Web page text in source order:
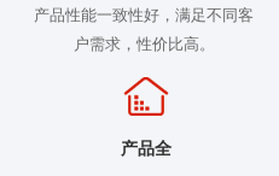
产品性能一致性好，满足不同客
户需求，性价比高。
产品全